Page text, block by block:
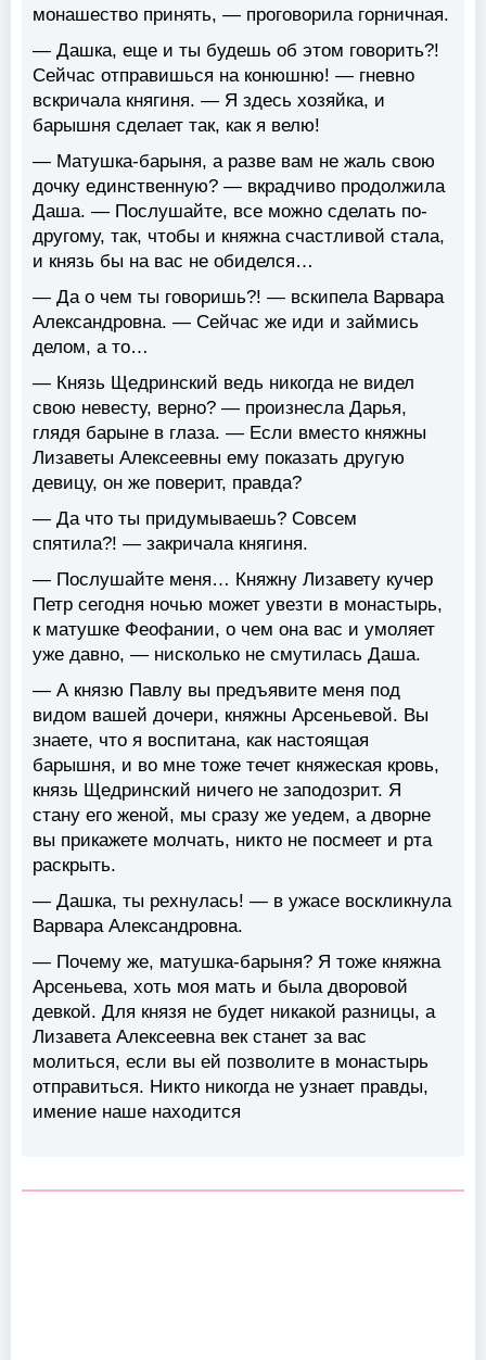
монашество принять, — проговорила горничная.
— Дашка, еще и ты будешь об этом говорить?!
Сейчас отправишься на конюшню! — гневно
вскричала княгиня. — Я здесь хозяйка, и
барышня сделает так, как я велю!
— Матушка-барыня, а разве вам не жаль свою
дочку единственную? — вкрадчиво продолжила
Даша. — Послушайте, все можно сделать по-
другому, так, чтобы и княжна счастливой стала,
и князь бы на вас не обиделся…
— Да о чем ты говоришь?! — вскипела Варвара
Александровна. — Сейчас же иди и займись
делом, а то…
— Князь Щедринский ведь никогда не видел
свою невесту, верно? — произнесла Дарья,
глядя барыне в глаза. — Если вместо княжны
Лизаветы Алексеевны ему показать другую
девицу, он же поверит, правда?
— Да что ты придумываешь? Совсем
спятила?! — закричала княгиня.
— Послушайте меня… Княжну Лизавету кучер
Петр сегодня ночью может увезти в монастырь,
к матушке Феофании, о чем она вас и умоляет
уже давно, — нисколько не смутилась Даша.
— А князю Павлу вы предъявите меня под
видом вашей дочери, княжны Арсеньевой. Вы
знаете, что я воспитана, как настоящая
барышня, и во мне тоже течет княжеская кровь,
князь Щедринский ничего не заподозрит. Я
стану его женой, мы сразу же уедем, а дворне
вы прикажете молчать, никто не посмеет и рта
раскрыть.
— Дашка, ты рехнулась! — в ужасе воскликнула
Варвара Александровна.
— Почему же, матушка-барыня? Я тоже княжна
Арсеньева, хоть моя мать и была дворовой
девкой. Для князя не будет никакой разницы, а
Лизавета Алексеевна век станет за вас
молиться, если вы ей позволите в монастырь
отправиться. Никто никогда не узнает правды,
имение наше находится